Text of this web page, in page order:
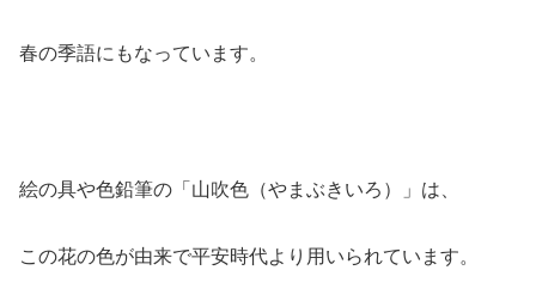
春の季語にもなっています。
絵の具や色鉛筆の「山吹色（やまぶきいろ）」は、
この花の色が由来で平安時代より用いられています。